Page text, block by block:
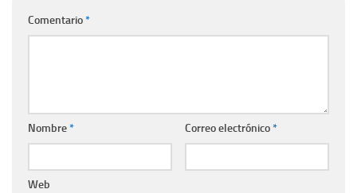
Comentario*
Nombre* Correo electrónico*
Web